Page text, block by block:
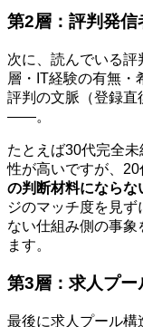
第2層：評判発
次に、読んでいる
層・IT経験の有無・
評判の文脈（登録直
――。
たとえば30代完全
性が高いですが、
の判断材料にならな
ジのマッチ度を見
ない仕組み側の事
ます。
第3層：求人プ
最後に求人プール構